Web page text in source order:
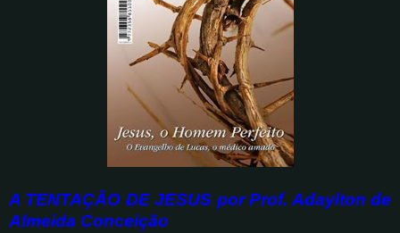
A TENTAÇÃO DE JESUS porProf. Adaylton de
Almeida Conceição